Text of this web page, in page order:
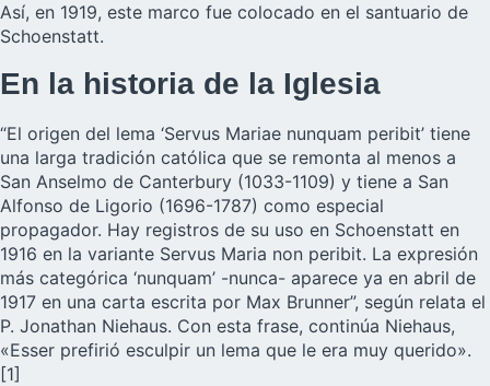
Así, en 1919, este marco fue colocado en el santuario de
Schoenstatt.
En la historia de la Iglesia
“El origen del lema ‘Servus Mariae nunquam peribit’ tiene
una larga tradición católica que se remonta al menos a
San Anselmo de Canterbury (1033-1109) y tiene a San
Alfonso de Ligorio (1696-1787) como especial
propagador. Hay registros de su uso en Schoenstatt en
1916 en la variante Servus Maria non peribit. La expresión
más categórica ‘nunquam’ -nunca- aparece ya en abril de
1917 en una carta escrita por Max Brunner”, según relata el
P. Jonathan Niehaus. Con esta frase, continúa Niehaus,
«Esser prefirió esculpir un lema que le era muy querido».
[1]